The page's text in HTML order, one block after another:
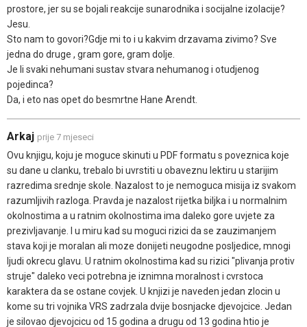
prostore, jer su se bojali reakcije sunarodnika i socijalne izolacije?
Jesu.
Sto nam to govori?Gdje mi to i u kakvim drzavama zivimo? Sve
jedna do druge , gram gore, gram dolje.
Je li svaki nehumani sustav stvara nehumanog i otudjenog
pojedinca?
Da, i eto nas opet do besmrtne Hane Arendt.
Arkaj prije 7 mjeseci
Ovu knjigu, koju je moguce skinuti u PDF formatu s poveznica koje
su dane u clanku, trebalo bi uvrstiti u obaveznu lektiru u starijim
razredima srednje skole. Nazalost to je nemoguca misija iz svakom
razumljivih razloga. Pravda je nazalost rijetka biljka i u normalnim
okolnostima a u ratnim okolnostima ima daleko gore uvjete za
prezivljavanje. I u miru kad su moguci rizici da se zauzimanjem
stava koji je moralan ali moze donijeti neugodne posljedice, mnogi
ljudi okrecu glavu. U ratnim okolnostima kad su rizici "plivanja protiv
struje" daleko veci potrebna je iznimna moralnost i cvrstoca
karaktera da se ostane covjek. U knjizi je naveden jedan zlocin u
kome su tri vojnika VRS zadrzala dvije bosnjacke djevojcice. Jedan
je silovao djevojcicu od 15 godina a drugu od 13 godina htio je